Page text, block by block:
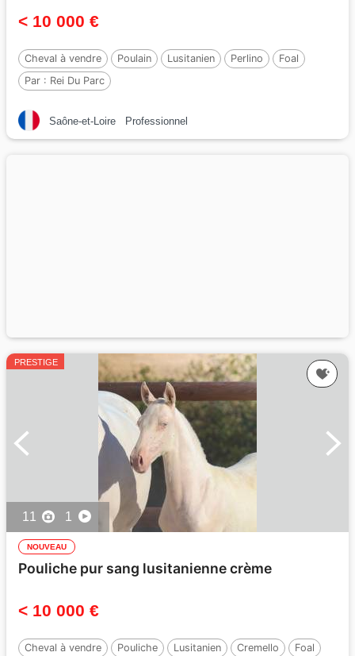
< 10 000 €
Cheval à vendre Poulain Lusitanien Perlino
Foal
Par : Rei Du Parc
Saône-et-Loire Professionnel
PRESTIGE
11 1
NOUVEAU
Pouliche pur sang lusitanienne crème
< 10 000 €
Cheval à vendre Pouliche Lusitanien Cremello
Foal